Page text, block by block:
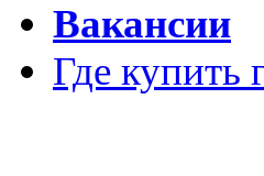
Вакансии
Где купить